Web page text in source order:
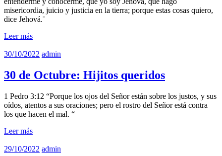
misericordia, juicio y justicia en la tierra; porque estas cosas quiero,
dice Jehová.¨
Leer más
30/10/2022 admin
30 de Octubre: Hijitos queridos
1 Pedro 3:12 “Porque los ojos del Señor están sobre los justos, y sus
oídos, atentos a sus oraciones; pero el rostro del Señor está contra
los que hacen el mal. “
Leer más
29/10/2022 admin